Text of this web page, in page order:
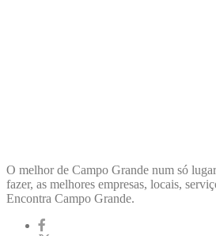
O melhor de Campo Grande num só
fazer, as melhores empresas, locais,
Encontra Campo Grande.